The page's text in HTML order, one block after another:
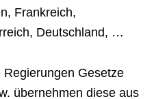
Frankreich,
Deutschland, …
Gesetze
übernehmen diese aus